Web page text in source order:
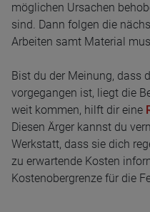
möglichen Ursachen
sind. Dann folgen die
Arbeiten samt Material
Bist du der Meinung, dass
vorgegangen ist, liegt die
weit kommen, hilft dir eine
Diesen Ärger kannst du
Werkstatt, dass sie dich
zu erwartende Kosten
Kostenobergrenze für die